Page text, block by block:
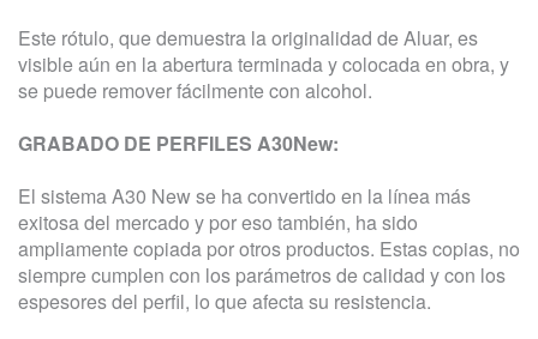
Este rótulo, que demuestra la originalidad de Aluar, es
visible aún en la abertura terminada y colocada en obra, y
se puede remover fácilmente con alcohol.
GRABADO DE PERFILES A30New:
El sistema A30 New se ha convertido en la línea más
exitosa del mercado y por eso también, ha sido
ampliamente copiada por otros productos. Estas copias, no
siempre cumplen con los parámetros de calidad y con los
espesores del perfil, lo que afecta su resistencia.